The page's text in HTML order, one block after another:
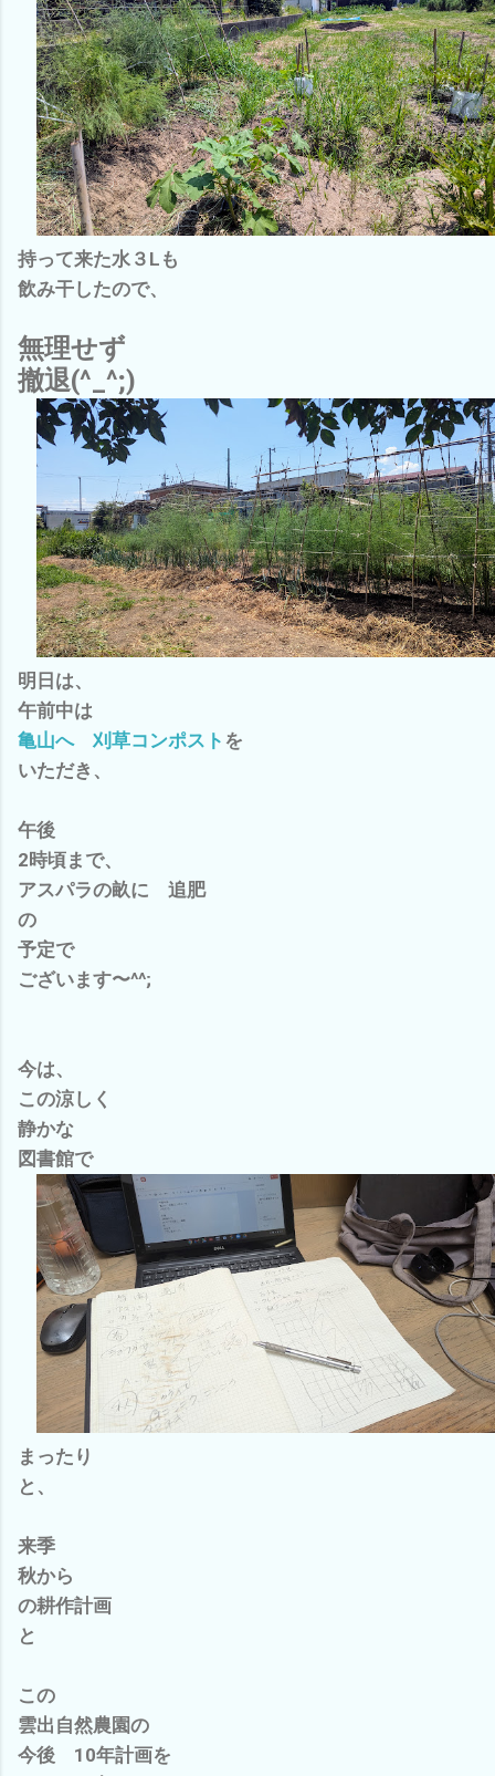
持って来た水３Lも
飲み干したので、
無理せず
撤退(^_^;)
明日は、
午前中は
亀山へ 刈草コンポスト を
いただき、
午後
2時頃まで、
アスパラの畝に 追肥
の
予定で
ございます〜^^;
今は、
この涼しく
静かな
図書館で
まったり
と、
来季
秋から
の耕作計画
と
この
雲出自然農園の
今後 10年計画を